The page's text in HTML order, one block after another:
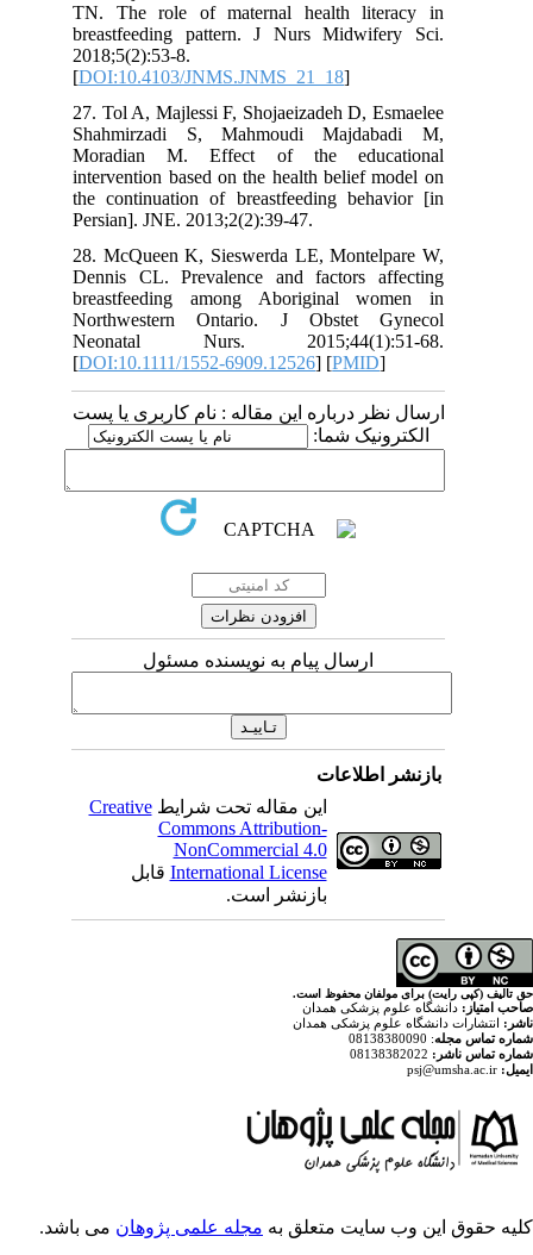
TN. The role of maternal health
breastfeeding pattern. J Nurs
[DOI:10.4103/JNMS.JNMS_21_18
27. Tol A, Majlessi F, Shojaeizadeh D,
Shahmirzadi S, Mahmoudi
Moradian M. Effect of the
intervention based on the health belief
the continuation of breastfeeding
Persian]. JNE. 2013;2(2):39-47.
28. McQueen K, Sieswerda LE,
Dennis CL. Prevalence and factors
breastfeeding among Aboriginal
Northwestern Ontario. J Obstet
Neonatal Nurs.
[DOI:10.1111/1552-6909.12526
درباره این مقاله : نام کاربری یا پست
ارسال پیام به نویسنده مسئول
این مقاله تحت شرایطCreative
Commons Attribution-
NonCommercial 4.0
International Licenseقابل
محفوظ است.
همدان
پزشکی همدان
متعلق به مجله علمی پژوهان می باشد.